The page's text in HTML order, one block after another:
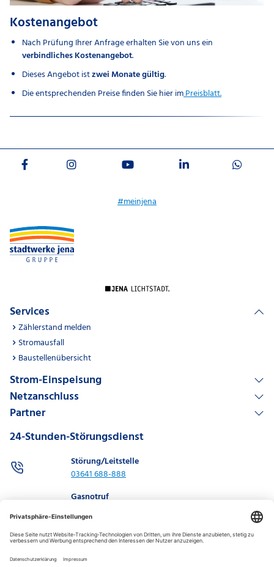
Kostenangebot
Nach Prüfung Ihrer Anfrage erhalten Sie von uns ein
verbindliches Kostenangebot.
Dieses Angebot istzwei Monate gültig.
Die entsprechenden Preise finden Sie hier imPreisblatt.
#meinjena
Services
Zählerstand melden
Stromausfall
Baustellenübersicht
Strom-Einspeisung
Netzanschluss
Partner
24-Stunden-Störungsdienst
Störung/Leitstelle
03641 688-888
Gasnotruf
03641 688-886
0800 0688 886
Kontakt